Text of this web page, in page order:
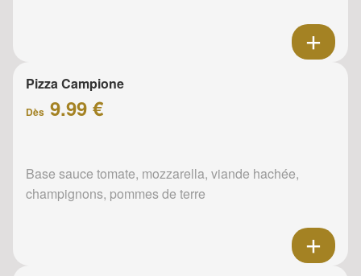
Pizza Campione
Dès 9.99 €
Base sauce tomate, mozzarella, viande hachée,
champignons, pommes de terre